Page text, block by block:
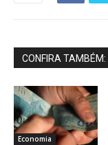
CONFIRA TAMBÉM:
Economia